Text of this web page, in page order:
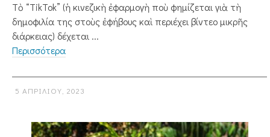
Τὸ “TikTok” (ἡ κινεζικὴ ἐφαρμογὴ ποὺ φημίζεται γιὰ τὴ
δημοφιλία της στοὺς ἐφήβους καὶ περιέχει βίντεο μικρῆς
διάρκειας) δέχεται ...
Περισσότερα
5 ΑΠΡΙΛΊΟΥ, 2023